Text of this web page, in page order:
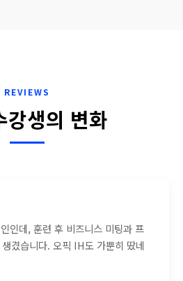
REVIEWS
강생의 변화
인데, 훈련 후 비즈니스 미팅과 프
겼습니다. 오픽 IH도 가뿐히 땄네